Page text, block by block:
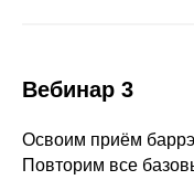
Вебинар 3
Освоим приём баррэ
Повторим все